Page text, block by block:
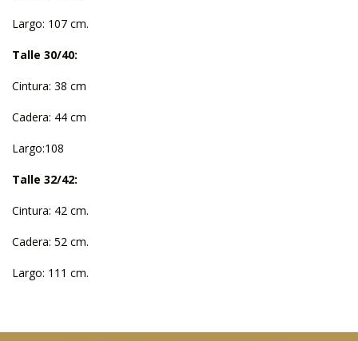
Largo: 107 cm.
Talle 30/40:
Cintura: 38 cm
Cadera: 44 cm
Largo:108
Talle 32/42:
Cintura: 42 cm.
Cadera: 52 cm.
Largo: 111 cm.